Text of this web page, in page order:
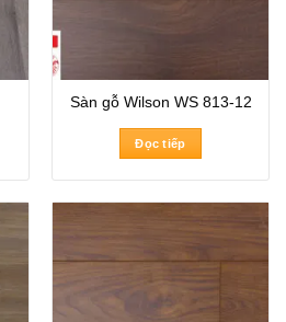
Sàn gỗ Wilson WS 813-12
Đọc tiếp